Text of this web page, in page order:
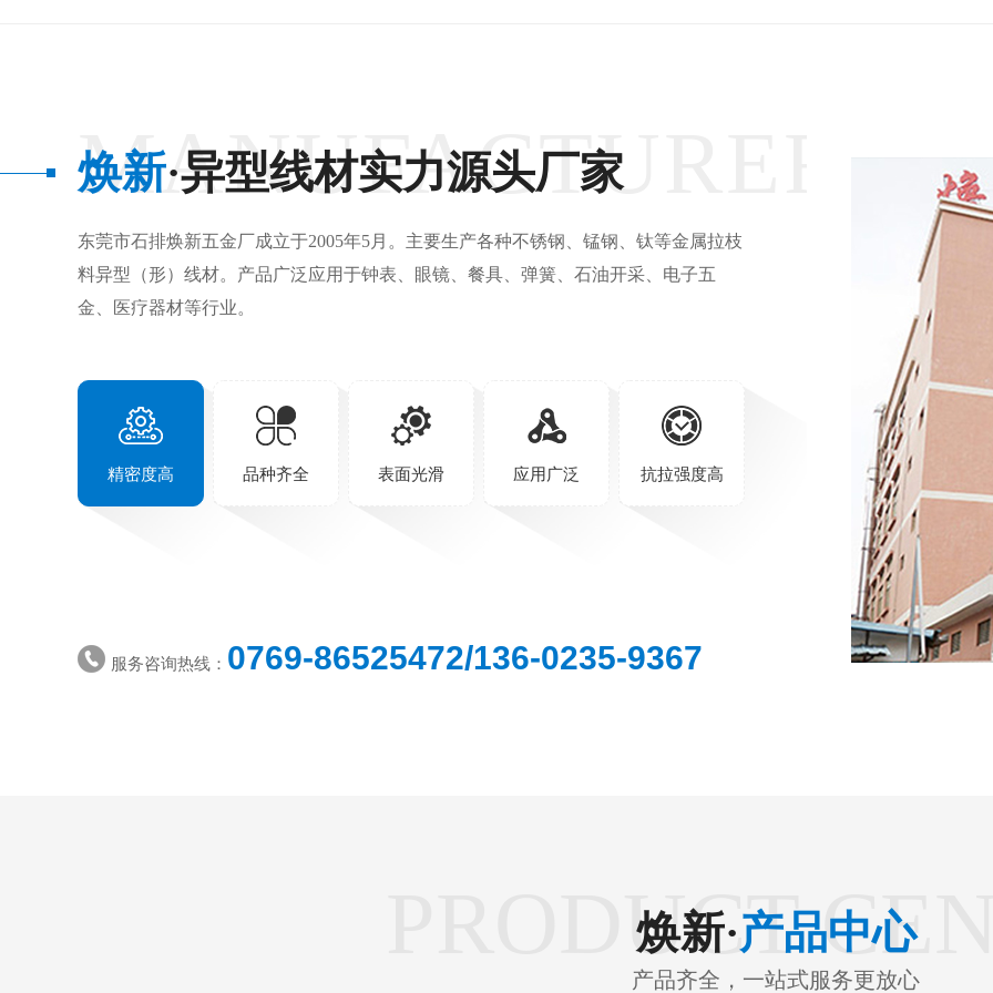
MANUFACTURER
焕新·异型线材实力源头厂家
东莞市石排焕新五金厂成立于2005年5月。主要生产各种不锈钢、锰钢、钛等金属拉枝
料异型（形）线材。产品广泛应用于钟表、眼镜、餐具、弹簧、石油开采、电子五
金、医疗器材等行业。
精密度高 品种齐全 表面光滑 应用广泛 抗拉强度高
服务咨询热线： 0769-86525472/136-0235-9367
PRODUCT
焕新·产品中心
产品齐全，一站式服务更放心